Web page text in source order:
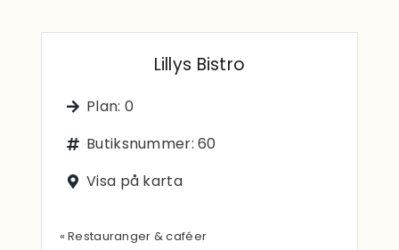
BUTIKER
Lillys Bistro
Plan: 0
Butiksnummer: 60
Visa på karta
« Restauranger & caféer